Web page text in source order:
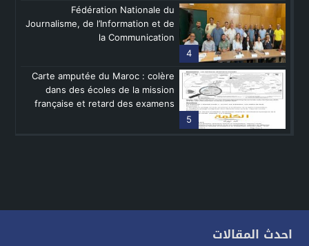
4
Fédération Nationale du
Journalisme, de l’Information et de
la Communication
5
Carte amputée du Maroc : colère
dans des écoles de la mission
française et retard des examens
احدث المقالات